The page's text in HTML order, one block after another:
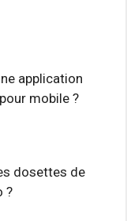
application
mobile ?
dosettes de
?